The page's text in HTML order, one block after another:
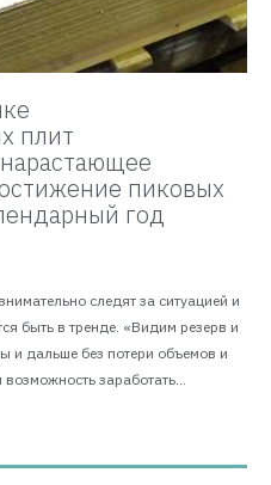
плит
пиковых
год
следят за ситуацией и
быть в тренде. «Видим резерв и
и дальше без потери объемов и
заработать...